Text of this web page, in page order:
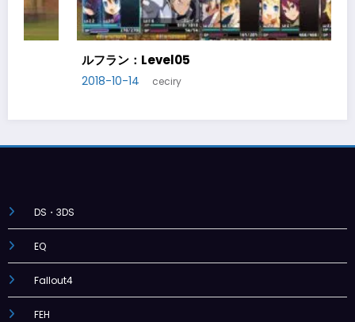
ルフラン：Level06
2018-10-20 ceciry
DS・3DS
EQ
Fallout4
FEH